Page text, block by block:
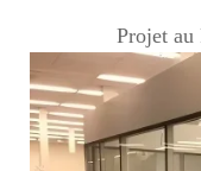
Projet